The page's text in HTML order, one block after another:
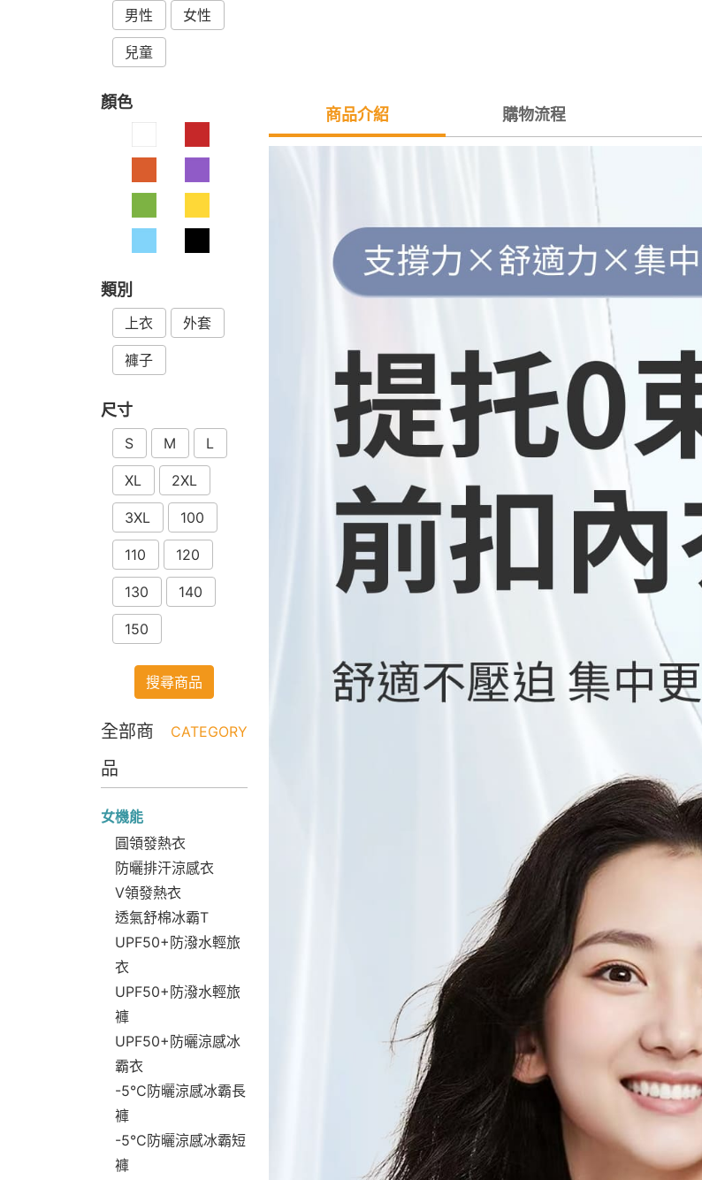
男性 女性
兒童
顏色
類別
上衣 外套
褲子
尺寸
S M L
XL 2XL
3XL 100
110 120
130 140
150
搜尋商品
全部商
品
CATEGORY
女機能
圓領發熱衣
防曬排汗涼感衣
V領發熱衣
透氣舒棉冰霸T
UPF50+防潑水輕旅
衣
UPF50+防潑水輕旅
褲
UPF50+防曬涼感冰
霸衣
-5°C防曬涼感冰霸長
褲
-5°C防曬涼感冰霸短
褲
商品介紹 購物流程